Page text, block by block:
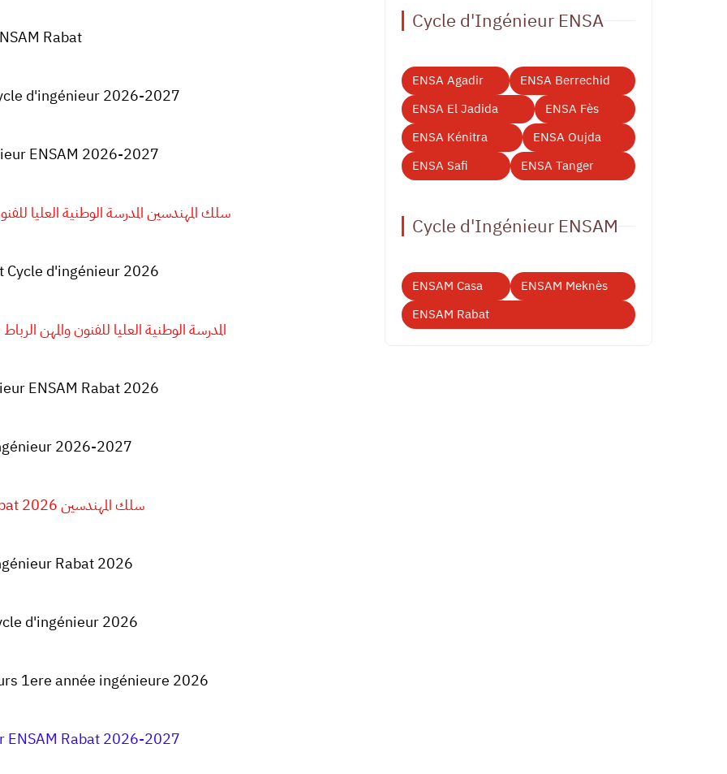
Rabat
d'ingénieur 2026-2027
ENSAM 2026-2027
سلك المهندسين المدرسة الوطنية العليا للفنون
Cycle d'ingénieur 2026
المدرسة الوطنية العليا للفنون والمهن الرباط
ENSAM Rabat 2026
2026-2027
سلك المهندسين2026
Rabat 2026
d'ingénieur 2026
1ere année ingénieure 2026
ENSAM Rabat 2026-2027
Cycle d'Ingénieur ENSA
ENSA Agadir
ENSA Berrechid
ENSA El Jadida
ENSA Fès
ENSA Kénitra
ENSA Oujda
ENSA Safi
ENSA Tanger
Cycle d'Ingénieur ENSAM
ENSAM Casa
ENSAM Meknès
ENSAM Rabat